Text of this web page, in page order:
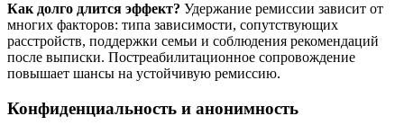
Как долго длится эффект? Удержание ремиссии зависит от
многих факторов: типа зависимости, сопутствующих
расстройств, поддержки семьи и соблюдения рекомендаций
после выписки. Постреабилитационное сопровождение
повышает шансы на устойчивую ремиссию.
Конфиденциальность и анонимность